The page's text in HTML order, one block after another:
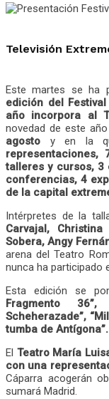
Televisión
Este martes se ha
edición del
año incorpora al
novedad de este
agosto y en la
talleres y cursos, 3
conferencias, 4
de la capital
Intérpretes de la
Carvajal,
Sobera, Angy
arena del Teatro
nunca ha participado
Esta edición se
Fragmento 36”,
Scheherazade”,
tumba de Antígona”.
El Teatro María
con una
Cáparra acogerán
sumará Madrid.